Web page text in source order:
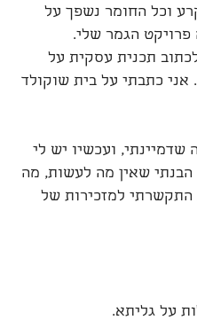
וכל החומר נשפך על
הגמר שלי.
תכנית עסקית על
כתבתי על בית שוקולד
ועכשיו יש לי
הבנתי שאין מה לעשות, מה
למזכירות של
על גליתא.